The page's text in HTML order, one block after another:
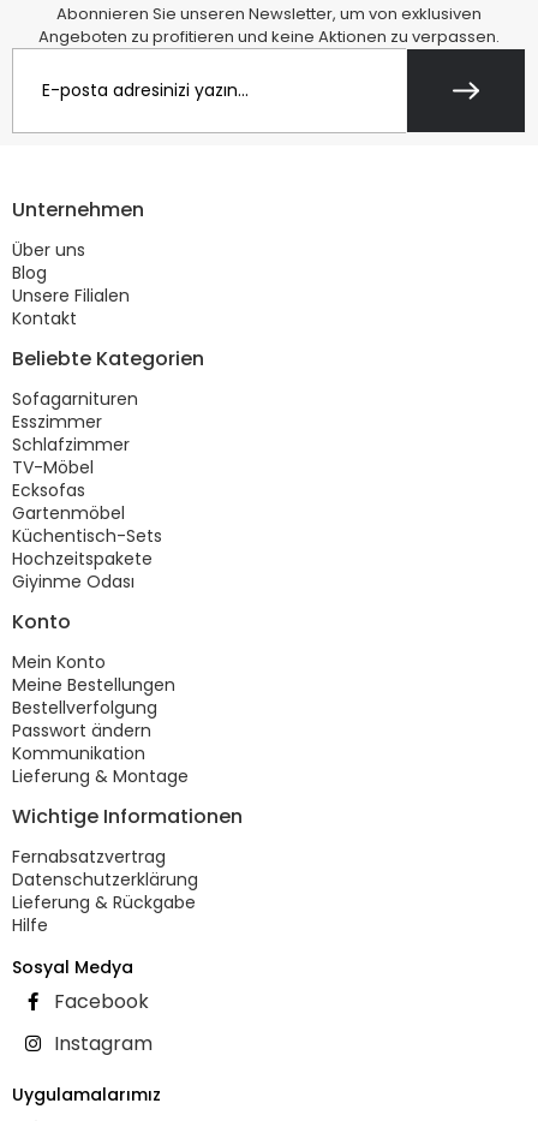
Abonnieren Sie unseren Newsletter, um von exklusiven
Angeboten zu profitieren und keine Aktionen zu verpassen.
Unternehmen
Über uns
Blog
Unsere Filialen
Kontakt
Beliebte Kategorien
Sofagarnituren
Esszimmer
Schlafzimmer
TV-Möbel
Ecksofas
Gartenmöbel
Küchentisch-Sets
Hochzeitspakete
Giyinme Odası
Konto
Mein Konto
Meine Bestellungen
Bestellverfolgung
Passwort ändern
Kommunikation
Lieferung & Montage
Wichtige Informationen
Fernabsatzvertrag
Datenschutzerklärung
Lieferung & Rückgabe
Hilfe
Sosyal Medya
Facebook
Instagram
Uygulamalarımız